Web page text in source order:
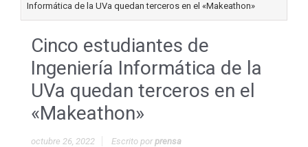
Informática de la UVa quedan terceros en el «Makeathon»
Cinco estudiantes de
Ingeniería Informática de la
UVa quedan terceros en el
«Makeathon»
octubre 26, 2022 Escrito porprensa